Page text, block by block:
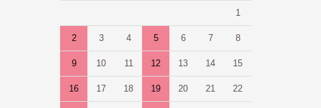
1
2 3 4 5 6 7 8
9 10 11 12 13 14 15
16 17 18 19 20 21 22